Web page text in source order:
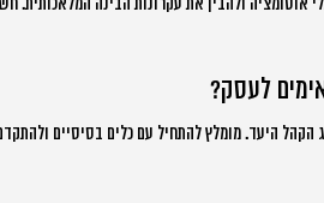
אוטומציה ולהבין את עקרונות הבינה המלאכותית.
לעסק?
היעד. מומלץ להתחיל עם כלים בסיסיים